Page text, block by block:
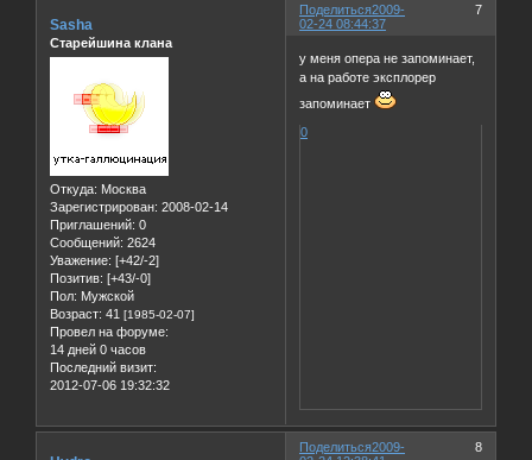
Поделиться 7
2009-
02-24 08:44:37
Sasha
Старейшина клана
Откуда: Москва
Зарегистрирован: 2008-02-14
Приглашений: 0
Сообщений: 2624
Уважение: [+42/-2]
Позитив: [+43/-0]
Пол: Мужской
Возраст: 41 [1985-02-07]
Провел на форуме:
14 дней 0 часов
Последний визит:
2012-07-06 19:32:32
у меня опера не запоминает,
а на работе эксплорер
запоминает
0
Поделиться 8
2009-